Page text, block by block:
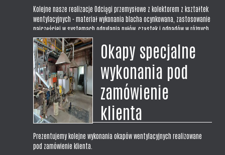
Kolejne nasze realizacje Odciągi przemysłowe z kolektorem z kształtek
wentylacyjnych - materiał wykonania blacha ocynkowana, zastosowanie
najczęściej w systemach odpylania pyłów, cząstek i odpadów w różnych
procesach technologicznych takich jak spawanie czy odciąg wiórów w...
Okapy specjalne
wykonania pod
zamówienie
klienta
Prezentujemy kolejne wykonania okapów wentylacyjnych realizowane
pod zamówienie klienta.